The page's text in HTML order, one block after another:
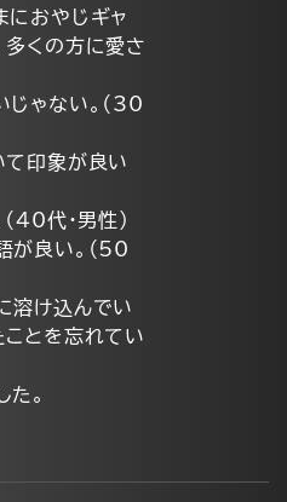
におやじギャ
多くの方に愛さ
じゃない。（30
て印象が良い
40代・男性）
が良い。（50
溶け込んでい
ことを忘れてい
。